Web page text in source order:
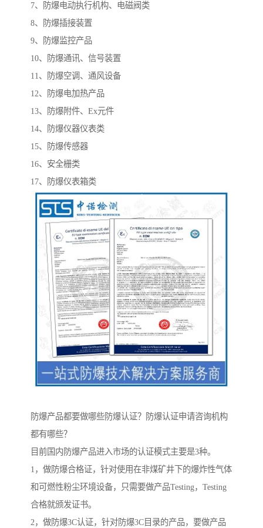
7、防爆电动执行机构、电磁阀类
8、防爆插接装置
9、防爆监控产品
10、防爆通讯、信号装置
11、防爆空调、通风设备
12、防爆电加热产品
13、防爆附件、Ex元件
14、防爆仪器仪表类
15、防爆传感器
16、安全栅类
17、防爆仪表箱类
防爆产品都要做哪些防爆认证？防爆认证申请咨询机构
都有哪些？
目前国内防爆产品进入市场的认证模式主要是3种。
1，做防爆合格证，针对使用在非煤矿井下的爆炸性气体
和可燃性粉尘环境设备，只需要做产品Testing，Testing
合格就颁发证书。
2，做防爆3C认证，针对防爆3C目录的产品，要做产品